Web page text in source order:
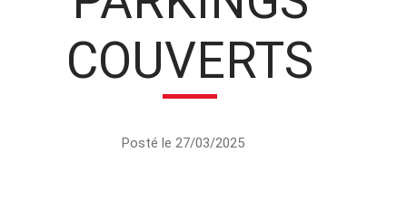
COUVERTS
Posté le 27/03/2025